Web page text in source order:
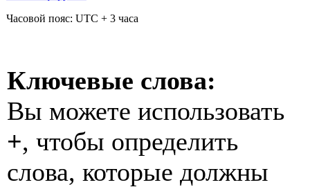
Часовой пояс: UTC + 3 часа
Ключевые слова:
Вы можете использовать
+, чтобы определить
слова, которые должны